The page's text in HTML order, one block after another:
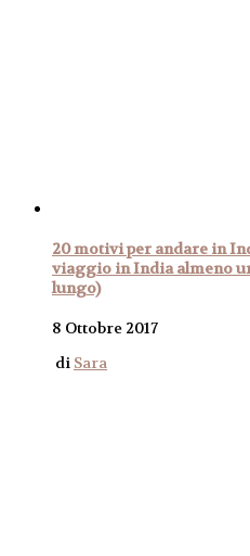
20 motivi per andare in
viaggio in India almeno
lungo)
8 Ottobre 2017
di Sara